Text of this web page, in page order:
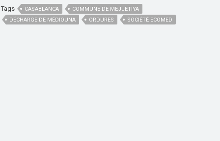
Tags CASABLANCA
COMMUNE DE MEJJETIYA
DÉCHARGE DE MÉDIOUNA
ORDURES SOCIÉTÉ ECOMED